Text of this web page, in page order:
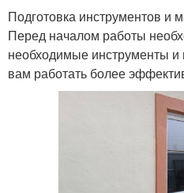
Подготовка инструментов и
Перед началом работы
необходимые инструменты
вам работать более